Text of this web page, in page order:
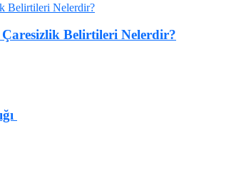
Belirtileri Nelerdir?